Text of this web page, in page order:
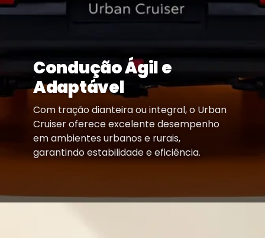
Condução Ágil e
Adaptável
Com tração dianteira ou integral, o Urban
Cruiser oferece excelente desempenho
em ambientes urbanos e rurais,
garantindo estabilidade e eficiência.